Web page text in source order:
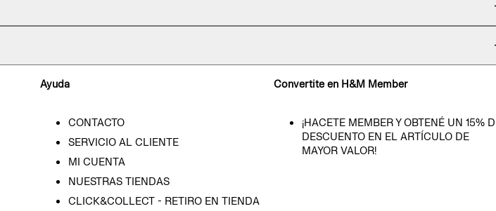
Ayuda
CONTACTO
SERVICIO AL CLIENTE
MI CUENTA
NUESTRAS TIENDAS
CLICK&COLLECT - RETIRO EN TIENDA
Convertite en H&M Member
¡HACETE MEMBER Y OBTENÉ UN 15%
DESCUENTO EN EL ARTÍCULO DE
MAYOR VALOR!